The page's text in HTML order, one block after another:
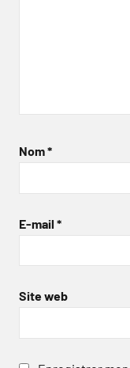
Nom*
E-mail *
Site web